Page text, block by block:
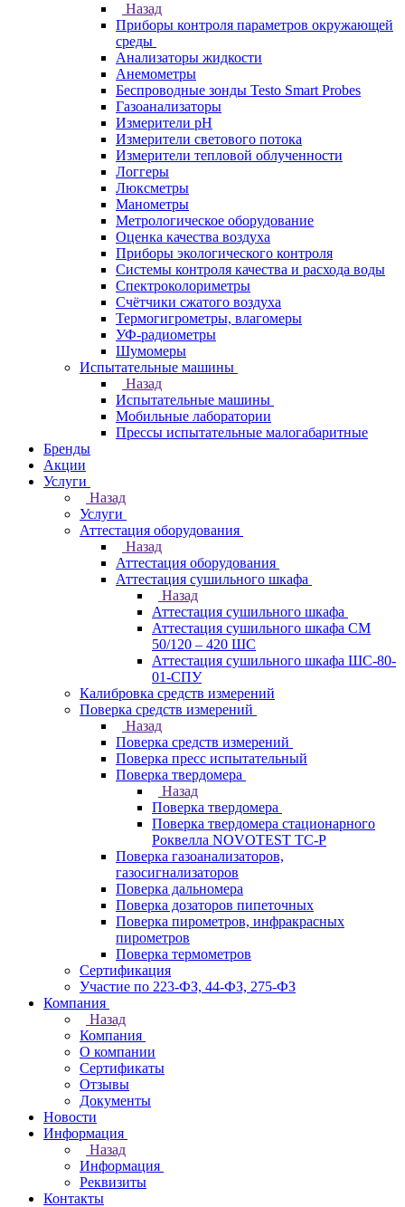
Назад
Приборы контроля параметров окружающей
среды
Анализаторы жидкости
Анемометры
Беспроводные зонды Testo Smart Probes
Газоанализаторы
Измерители pH
Измерители светового потока
Измерители тепловой облученности
Логгеры
Люксметры
Манометры
Метрологическое оборудование
Оценка качества воздуха
Приборы экологического контроля
Системы контроля качества и расхода воды
Спектроколориметры
Счётчики сжатого воздуха
Термогигрометры, влагомеры
УФ-радиометры
Шумомеры
Испытательные машины
Назад
Испытательные машины
Мобильные лаборатории
Прессы испытательные малогабаритные
Бренды
Акции
Услуги
Назад
Услуги
Аттестация оборудования
Назад
Аттестация оборудования
Аттестация сушильного шкафа
Назад
Аттестация сушильного шкафа
Аттестация сушильного шкафа СМ
50/120 – 420 ШС
Аттестация сушильного шкафа ШС-80-
01-СПУ
Калибровка средств измерений
Поверка средств измерений
Назад
Поверка средств измерений
Поверка пресс испытательный
Поверка твердомера
Назад
Поверка твердомера
Поверка твердомера стационарного
Роквелла NOVOTEST TС-Р
Поверка газоанализаторов,
газосигнализаторов
Поверка дальномера
Поверка дозаторов пипеточных
Поверка пирометров, инфракрасных
пирометров
Поверка термометров
Сертификация
Участие по 223-ФЗ, 44-ФЗ, 275-ФЗ
Компания
Назад
Компания
О компании
Сертификаты
Отзывы
Документы
Новости
Информация
Назад
Информация
Реквизиты
Контакты